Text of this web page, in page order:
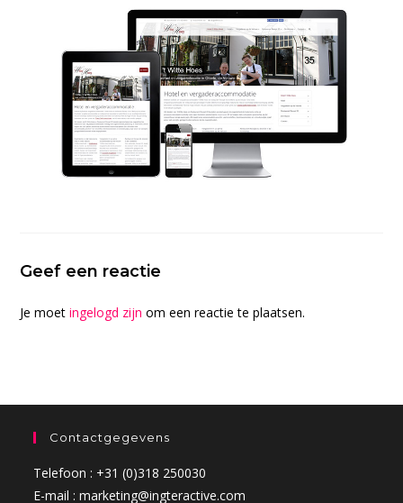
Geef een reactie
Je moetingelogd zijn om een reactie te plaatsen.
Contactgegevens
Telefoon : +31 (0)318 250030
E-mail : marketing@ingteractive.com